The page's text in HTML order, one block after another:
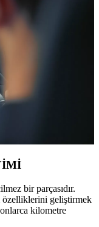
bir parçasıdır.
özelliklerini geliştirmek
kilometre